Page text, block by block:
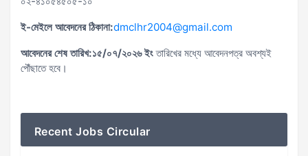
ই-মেইলে আবেদনের ঠিকানা:dmclhr2004@gmail.com
আবেদনের শেষ তারিখ:১৫/০৭/২০২৬ ইংতারিখের মধ্যে আবেদনপত্র অবশ্যই
পৌঁছাতে হবে।
Recent Jobs Circular